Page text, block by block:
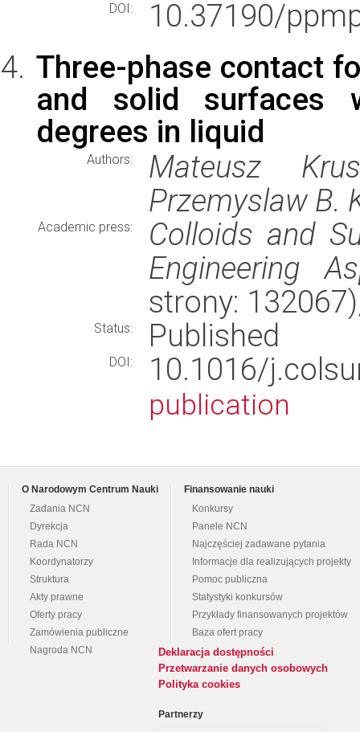
DOI:
10.37190/
Three-phase contact
and solid surfaces
degrees in liquid
Authors:
Mateusz
Przemyslaw B.
Academic press:
Colloids and
Engineering
strony:
Status: Published
DOI: 10.1016/
publication
O Narodowym Centrum Nauki
Zadania NCN
Dyrekcja
Rada NCN
Koordynatorzy
Struktura
Akty prawne
Oferty pracy
Zamówienia publiczne
Nagroda NCN
Finansowanie nauki
Konkursy
Panele NCN
Najczęściej zadawane pytania
Informacje dla realizujących projekty
Pomoc publiczna
Statystyki konkursów
Przykłady finansowanych projektów
Baza ofert pracy
Deklaracja dostępności
Przetwarzanie danych osobowych
Polityka cookies
Partnerzy